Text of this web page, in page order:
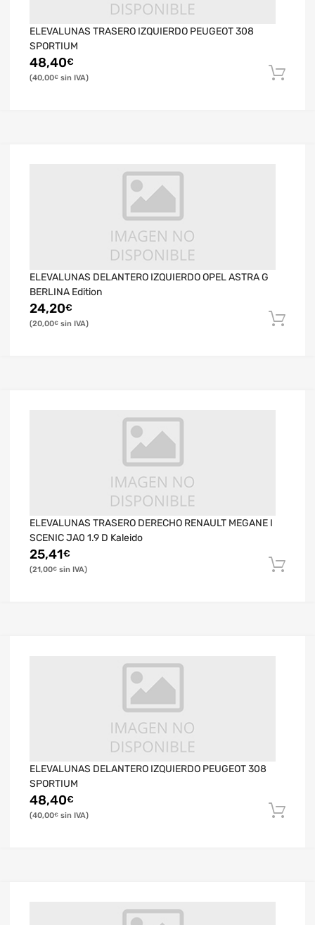
ELEVALUNAS TRASERO IZQUIERDO PEUGEOT 308
SPORTIUM
48,40€
40,00€
ELEVALUNAS DELANTERO IZQUIERDO OPEL ASTRA G
BERLINA Edition
24,20€
20,00€
ELEVALUNAS TRASERO DERECHO RENAULT MEGANE I
SCENIC JA0 1.9 D Kaleido
25,41€
21,00€
ELEVALUNAS DELANTERO IZQUIERDO PEUGEOT 308
SPORTIUM
48,40€
40,00€